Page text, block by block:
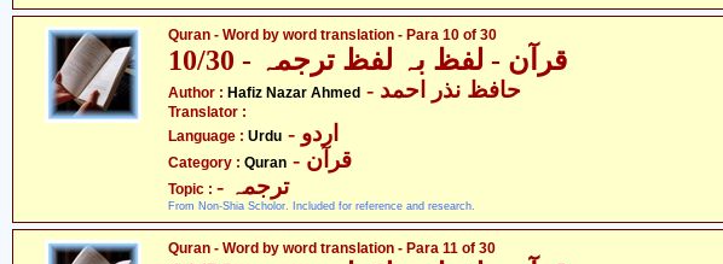
Quran - Word by word translation - Para 10 of 30
قرآن - لفظ بہ لفظ ترجمہ - 10/30
Author : Hafiz Nazar Ahmed - حافظ نذر احمد
Translator :
Language : Urdu - اردو
Category : Quran - قرآن
Topic : - ترجمہ
From Non-Shia Scholor. Included for reference and research.
Quran - Word by word translation - Para 11 of 30